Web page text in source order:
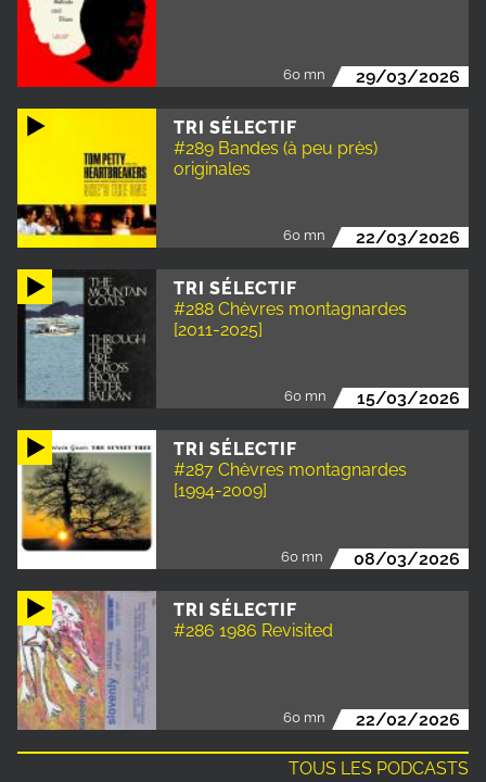
60 mn 29/03/2026
TRI SÉLECTIF
#289 Bandes (à peu près)
originales
60 mn 22/03/2026
TRI SÉLECTIF
#288 Chèvres montagnardes
[2011-2025]
60 mn 15/03/2026
TRI SÉLECTIF
#287 Chèvres montagnardes
[1994-2009]
60 mn 08/03/2026
TRI SÉLECTIF
#286 1986 Revisited
60 mn 22/02/2026
TOUS LES PODCASTS